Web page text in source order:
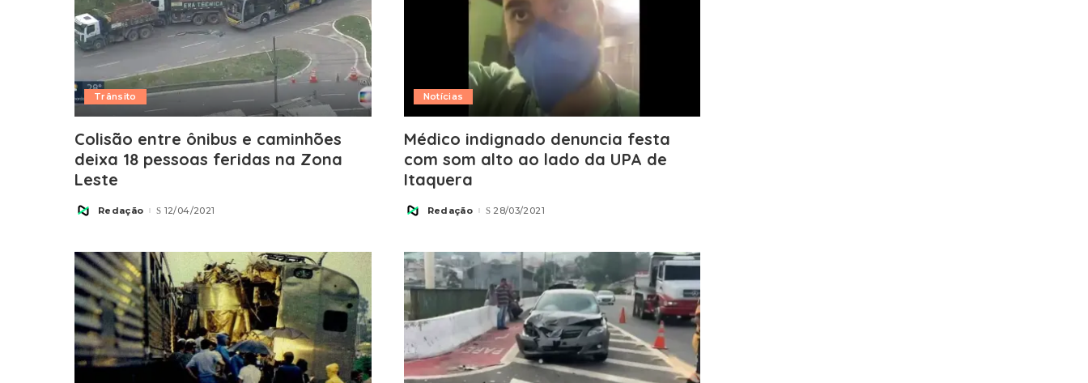
Trânsito
Colisão entre ônibus e caminhões
deixa 18 pessoas feridas na Zona
Leste
PostedRedação 12/04/2021
Notícias
Médico indignado denuncia festa
com som alto ao lado da UPA de
Itaquera
PostedRedação 28/03/2021